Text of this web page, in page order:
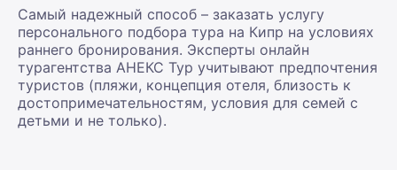
Самый надежный способ – заказать услугу
персонального подбора тура на Кипр на условиях
раннего бронирования. Эксперты онлайн
турагентства АНЕКС Тур учитывают предпочтения
туристов (пляжи, концепция отеля, близость к
достопримечательностям, условия для семей с
детьми и не только).